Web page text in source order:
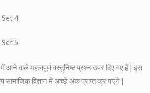
Set 4
Set 5
में आने वाले महत्वपूर्ण वस्तुनिष्ठ प्रश्न उपर दिए गए हैं | इस
सामाजिक विज्ञान में अच्छे अंक प्राप्त कर पाएंगे |